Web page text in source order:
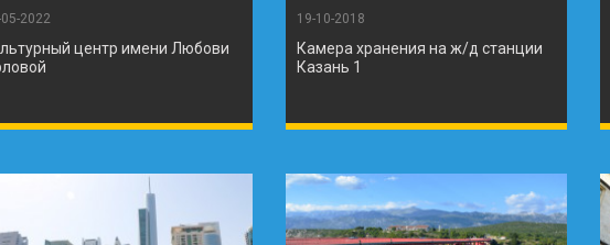
05-2022
центр имени Любови
19-10-2018
Камера хранения на ж/д станции
Казань 1